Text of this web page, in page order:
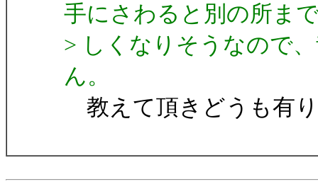
手にさわると別の所ま
> しくなりそうなので
ん。
教えて頂きどうも有